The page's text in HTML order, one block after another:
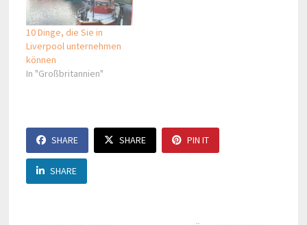
10 Dinge, die Sie in
Liverpool unternehmen
können
In "Großbritannien"
SHARE SHARE PIN IT
SHARE